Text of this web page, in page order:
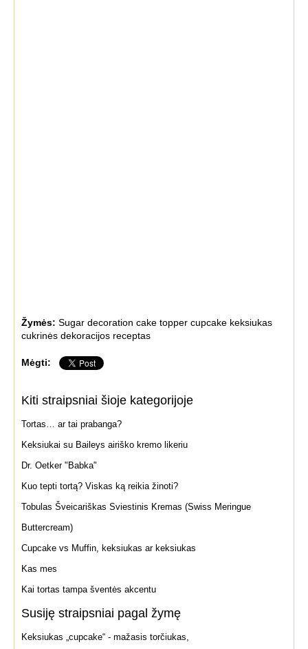
Žymės: Sugar decoration cake topper cupcake keksiukas
cukrinės dekoracijos receptas
Mėgti:
Kiti straipsniai šioje kategorijoje
Tortas… ar tai prabanga?
Keksiukai su Baileys airiško kremo likeriu
Dr. Oetker "Babka"
Kuo tepti tortą? Viskas ką reikia žinoti?
Tobulas Šveicariškas Sviestinis Kremas (Swiss Meringue
Buttercream)
Cupcake vs Muffin, keksiukas ar keksiukas
Kas mes
Kai tortas tampa šventės akcentu
Susiję straipsniai pagal žymę
Keksiukas „cupcake“ - mažasis torčiukas,